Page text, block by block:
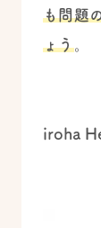
も問題
ょう。
iroha